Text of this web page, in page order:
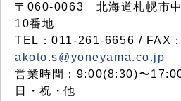
〒060-0063 北海道札幌市中
10番地
TEL：011-261-6656 / FAX
akoto.s@yoneyama.co.jp
営業時間：9:00(8:30)〜
日・祝・他